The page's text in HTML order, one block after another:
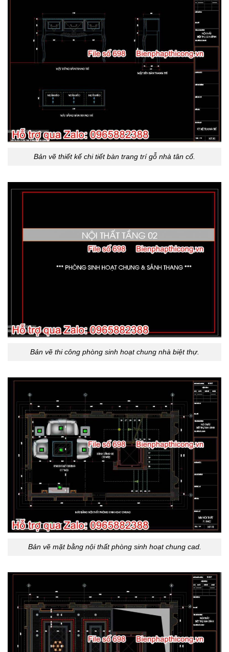
Bản vẽ thiết kế chi tiết bàn trang trí gỗ nhà tân cổ.
Bản vẽ thi công phòng sinh hoạt chung nhà biệt thự.
Bản vẽ mặt bằng nội thất phòng sinh hoạt chung cad.